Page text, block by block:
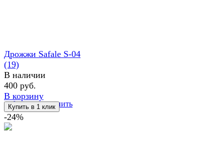
избранное сравнить
Дрожжи Safale S-04
(19)
В наличии
400 руб.
В корзину
-24%